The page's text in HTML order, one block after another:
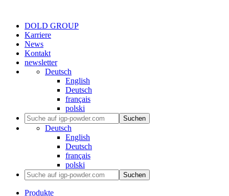
DOLD GROUP
Karriere
News
Kontakt
newsletter
Deutsch
English
Deutsch
français
polski
Suchen
Deutsch
English
Deutsch
français
polski
Suchen
Produkte